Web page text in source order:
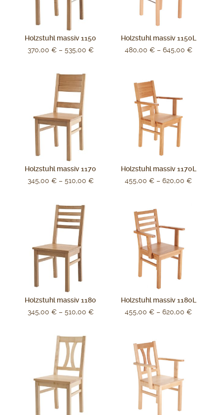
Holzstuhl massiv 1150
370,00 €– 535,00 €
Holzstuhl massiv 1150L
480,00 €– 645,00 €
Holzstuhl massiv 1170
345,00 €– 510,00 €
Holzstuhl massiv 1170L
455,00€ –620,00€
Holzstuhl massiv 1180
345,00 €– 510,00 €
Holzstuhl massiv 1180L
455,00€ –620,00€